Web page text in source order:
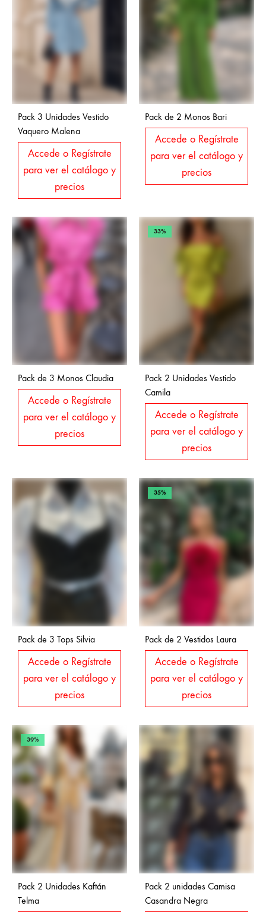
Pack 3 Unidades Vestido
Vaquero Malena
Accede o Regístrate
para ver el catálogo y
precios
Pack de 2 Monos Bari
Accede o Regístrate
para ver el catálogo y
precios
Pack de 3 Monos Claudia
Accede o Regístrate
para ver el catálogo y
precios
33%
Pack 2 Unidades Vestido
Camila
Accede o Regístrate
para ver el catálogo y
precios
Pack de 3 Tops Silvia
Accede o Regístrate
para ver el catálogo y
precios
35%
Pack de 2 Vestidos Laura
Accede o Regístrate
para ver el catálogo y
precios
39%
Pack 2 Unidades Kaftán
Telma
Pack 2 unidades Camisa
Casandra Negra